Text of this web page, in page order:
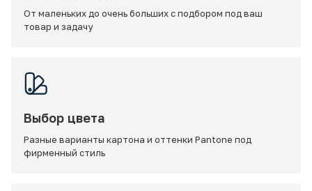
От маленьких до очень больших с подбором под ваш
товар и задачу
Выбор цвета
Разные варианты картона и оттенки Pantone под
фирменный стиль